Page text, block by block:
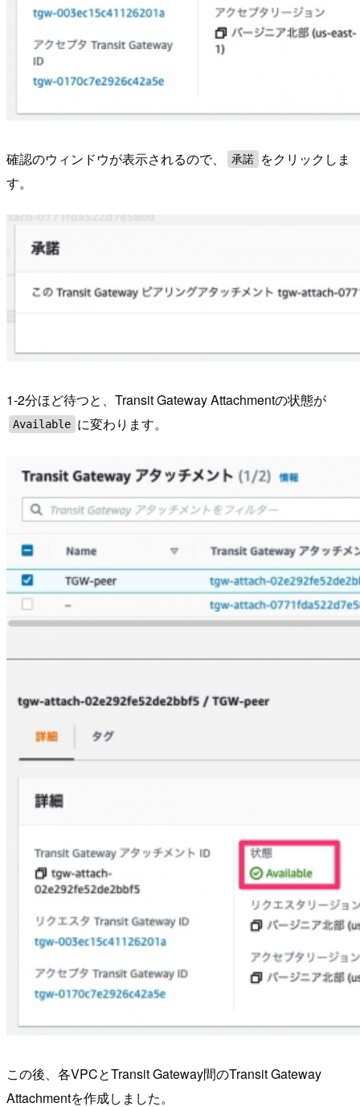
確認のウィンドウが表示されるので、 承諾
をクリックしま
す。
1-2分ほど待つと、Transit Gateway Attachmentの状態が
Available に変わります。
この後、各VPCとTransit Gateway間のTransit Gateway
Attachmentを作成しました。